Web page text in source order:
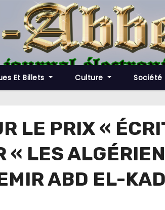
Et Billets Culture Société
LE PRIX «
LES
ABD EL-